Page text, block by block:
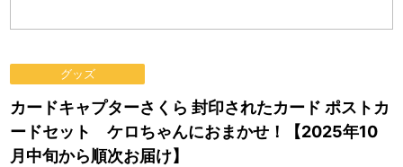
グッズ
カードキャプターさくら 封印されたカード ポストカ
ードセット ケロちゃんにおまかせ！【2025年10
月中旬から順次お届け】